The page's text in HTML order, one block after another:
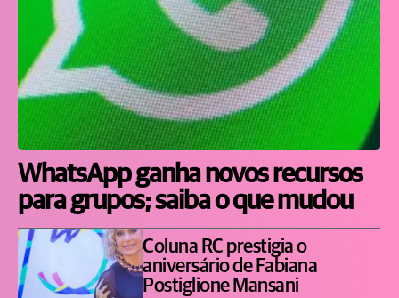
WhatsApp ganha novos recursos
para grupos; saiba o que mudou
Coluna RC prestigia o
aniversário de Fabiana
Postiglione Mansani